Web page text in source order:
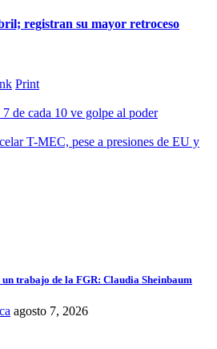
registran su mayor retroceso
Print
de cada 10 ve golpe al poder
T-MEC, pese a presiones de EU y
trabajo de la FGR: Claudia Sheinbaum
agosto 7, 2026